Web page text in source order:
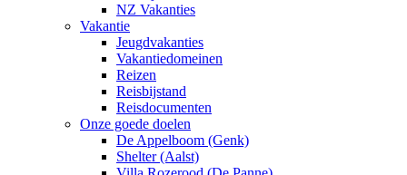
NZ Vakanties
Vakantie
Jeugdvakanties
Vakantiedomeinen
Reizen
Reisbijstand
Reisdocumenten
Onze goede doelen
De Appelboom (Genk)
Shelter (Aalst)